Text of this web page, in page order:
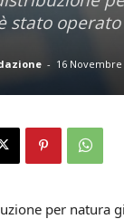
stato
- 16 Novembre
per natura